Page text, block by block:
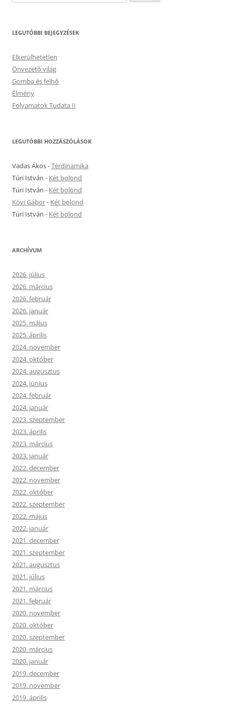
LEGUTÓBBI BEJEGYZÉSEK
Elkerülhetetlen
Önvezető világ
Gomba és felhő
Élmény
Folyamatok Tudata II
LEGUTÓBBI HOZZÁSZÓLÁSOK
Vadas Ákos-Térdinamika
Túri István - Két bolond
Túri István - Két bolond
Kövi Gábor- Két bolond
Túri István - Két bolond
ARCHÍVUM
2026. július
2026. március
2026. február
2026. január
2025. május
2025. április
2024. november
2024. október
2024. augusztus
2024. június
2024. február
2024. január
2023. szeptember
2023. április
2023. március
2023. január
2022. december
2022. november
2022. október
2022. szeptember
2022. május
2022. január
2021. december
2021. szeptember
2021. augusztus
2021. július
2021. március
2021. február
2020. november
2020. október
2020. szeptember
2020. március
2020. január
2019. december
2019. november
2019. április